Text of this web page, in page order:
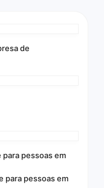
de
pessoas em
para pessoas em